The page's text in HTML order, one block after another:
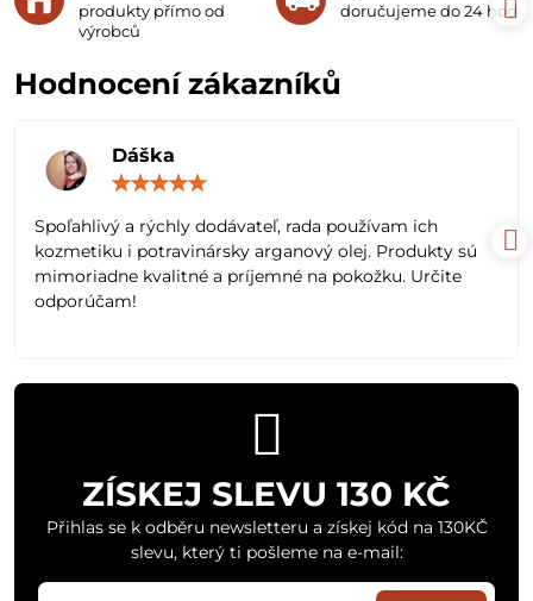
produkty přímo od
výrobců
doručujeme do 24 hodin
Hodnocení zákazníků
Dáška
5
Spoľahlivý a rýchly dodávateľ, rada používam ich
kozmetiku i potravinársky arganový olej. Produkty sú
mimoriadne kvalitné a príjemné na pokožku. Určite
odporúčam!
ZÍSKEJ SLEVU 130 KČ
Přihlas se k odběru newsletteru a získej kód na 130KČ
slevu, který ti pošleme na e-mail: